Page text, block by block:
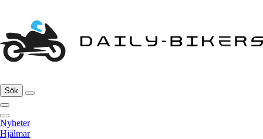
Sök
Nyheter
Hjälmar